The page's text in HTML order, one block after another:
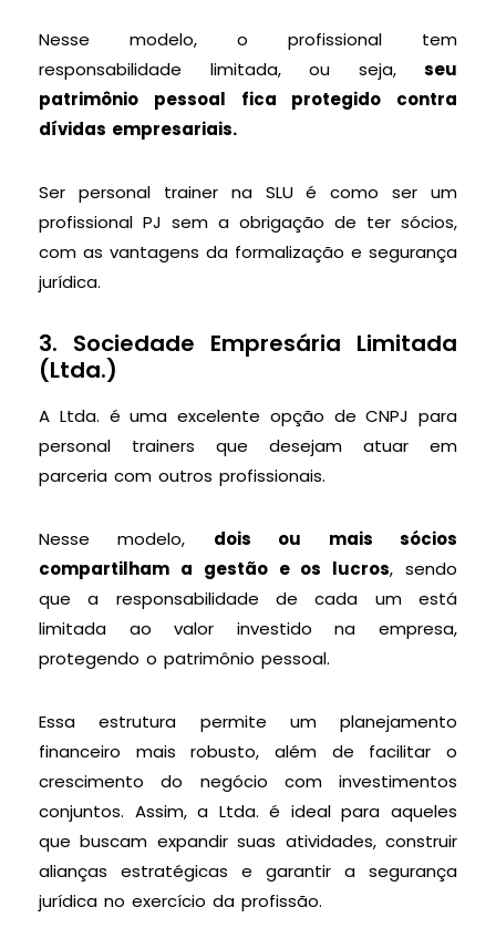
Nesse modelo, o profissional tem
responsabilidade limitada, ou seja, seu
patrimônio pessoal fica protegido contra
dívidas empresariais.
Ser personal trainer na SLU é como ser um
profissional PJ sem a obrigação de ter sócios,
com as vantagens da formalização e segurança
jurídica.
3. Sociedade Empresária Limitada
(Ltda.)
A Ltda. é uma excelente opção de CNPJ para
personal trainers que desejam atuar em
parceria com outros profissionais.
Nesse modelo, dois ou mais sócios
compartilham a gestão e os lucros, sendo
que a responsabilidade de cada um está
limitada ao valor investido na empresa,
protegendo o patrimônio pessoal.
Essa estrutura permite um planejamento
financeiro mais robusto, além de facilitar o
crescimento do negócio com investimentos
conjuntos. Assim, a Ltda. é ideal para aqueles
que buscam expandir suas atividades, construir
alianças estratégicas e garantir a segurança
jurídica no exercício da profissão.